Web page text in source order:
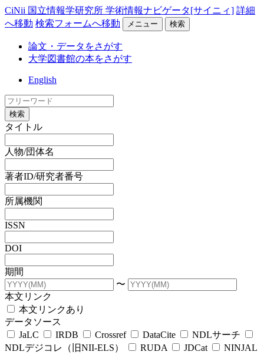
CiNii 国立情報学研究所 学術情報ナビゲータ[サイニィ] 詳細
へ移動 検索フォームへ移動 メニュー 検索
論文・データをさがす
大学図書館の本をさがす
English
検索
タイトル
人物/団体名
著者ID/研究者番号
所属機関
ISSN
DOI
期間
〜
本文リンク
本文リンクあり
データソース
JaLC
IRDB Crossref DataCite
NDLサーチ
NDLデジコレ（旧NII-ELS）
RUDA JDCat
NINJAL